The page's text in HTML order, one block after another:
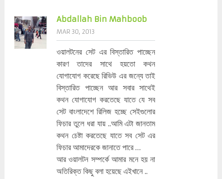
Abdallah Bin Mahboob
MAR 30, 2013
ওয়ালটনের সেট এর বিস্তারিত পাচ্ছেন
কারণ তাদের সাথে হয়তো কথন
যোগাযোগ করেছে রিভিউ এর জন্যে তাই
বিস্তারিত পাচ্ছেন আর সবার সাথেই
কথন যোগাযোগ করতেছে যাতে যে সব
সেট বাংলাদেশে রিলিজ হচ্ছে সেইগুলোর
ফিচার তুলে ধরা যায় ..আমি এটা জানতাম
কথন চেষ্টা করতেছে যাতে সব সেট এর
ফিচার আমাদেরকে জানাতে পারে …
আর ওয়ালটন সম্পর্কে আমার মনে হয় না
অতিরিক্ত কিছু বলা হয়েছে এইখানে ..